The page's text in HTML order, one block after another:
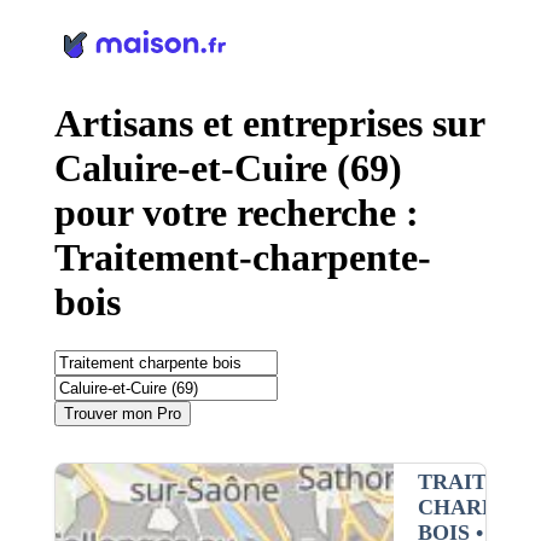
Artisans et entreprises sur
Caluire-et-Cuire (69)
pour votre recherche :
Traitement-charpente-
bois
Trouver mon Pro
BOIS•